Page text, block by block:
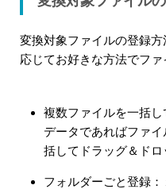
変換対象ファイルの登録
応じてお好きな方法でファ
複数ファイルを一括
データであればファ
括してドラッグ＆ドロ
フォルダーごと登録